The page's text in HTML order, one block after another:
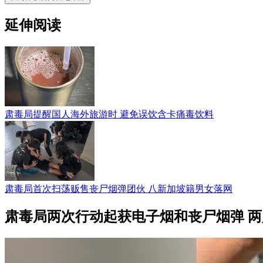
延伸阅读
肃毒局提醒国人海外旅游时 避免误饮含卡痛毒饮料
肃毒局首次扫荡贩售丧尸烟弹团伙 八新加坡籍男女落网
肃毒局两次行动起获电子烟和丧尸烟弹